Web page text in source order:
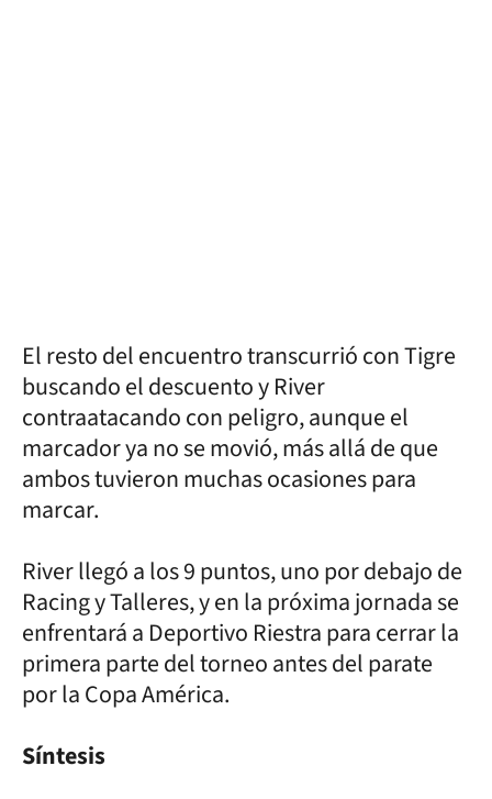
El resto del encuentro transcurrió con Tigre
buscando el descuento y River
contraatacando con peligro, aunque el
marcador ya no se movió, más allá de que
ambos tuvieron muchas ocasiones para
marcar.
River llegó a los 9 puntos, uno por debajo de
Racing y Talleres, y en la próxima jornada se
enfrentará a Deportivo Riestra para cerrar la
primera parte del torneo antes del parate
por la Copa América.
Síntesis